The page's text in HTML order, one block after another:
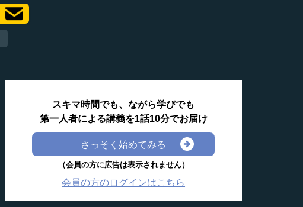
スキマ時間でも、ながら学びでも
第一人者による講義を1話10分でお届け
さっそく始めてみる
（会員の方に広告は表示されません）
会員の方のログインはこちら